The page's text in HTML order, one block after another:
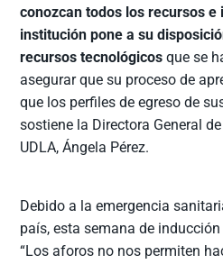
conozcan todos los recursos e
institución pone a su
recursos tecnológicos que se
asegurar que su proceso de
que los perfiles de egreso de
sostiene la Directora General
UDLA, Ángela Pérez.
Debido a la emergencia
país, esta semana de
“Los aforos no nos permiten